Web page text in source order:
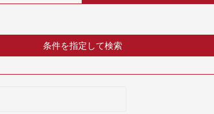
条件を指定して検索